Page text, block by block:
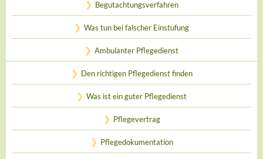
Begutachtungsverfahren
Was tun bei falscher Einstufung
Ambulanter Pflegedienst
Den richtigen Pflegedienst finden
Was ist ein guter Pflegedienst
Pflegevertrag
Pflegedokumentation